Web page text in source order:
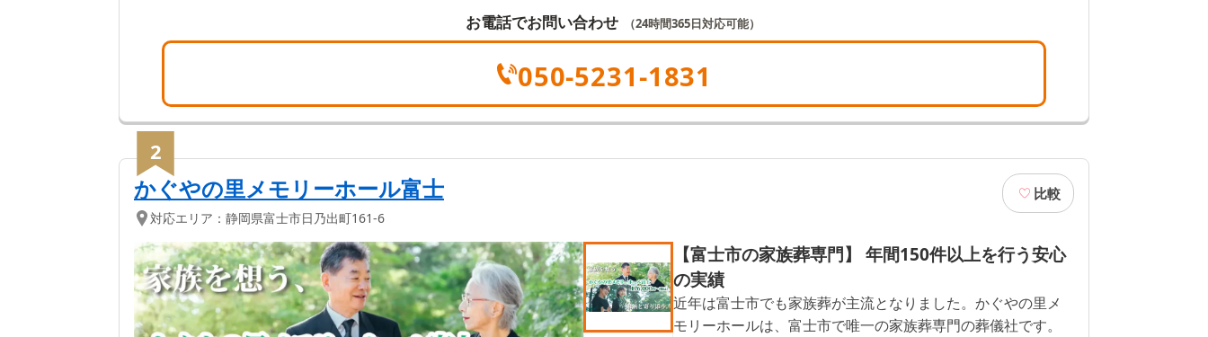
お電話でお問い合わせ （24時間365日対応可能）
050-5231-1831
2
かぐやの里メモリーホール富士
対応エリア： 静岡県富士市日乃出町161-6
比較
【富士市の家族葬専門】 年間150件以上を行う安心
の実績
近年は富士市でも家族葬が主流となりました。かぐやの里メ
モリーホールは、富士市で唯一の家族葬専門の葬儀社です。